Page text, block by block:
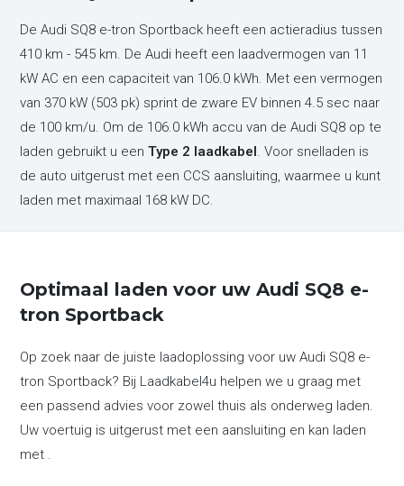
De Audi SQ8 e-tron Sportback heeft een actieradius tussen
410 km - 545 km. De Audi heeft een laadvermogen van 11
kW AC en een capaciteit van 106.0 kWh. Met een vermogen
van 370 kW (503 pk) sprint de zware EV binnen 4.5 sec naar
de 100 km/u. Om de 106.0 kWh accu van de Audi SQ8 op te
laden gebruikt u eenType 2 laadkabel. Voor snelladen is
de auto uitgerust met een CCS aansluiting, waarmee u kunt
laden met maximaal 168 kW DC.
Optimaal laden voor uw Audi SQ8 e-
tron Sportback
Op zoek naar de juiste laadoplossing voor uw Audi SQ8 e-
tron Sportback? Bij Laadkabel4u helpen we u graag met
een passend advies voor zowel thuis als onderweg laden.
Uw voertuig is uitgerust met een aansluiting en kan laden
met .